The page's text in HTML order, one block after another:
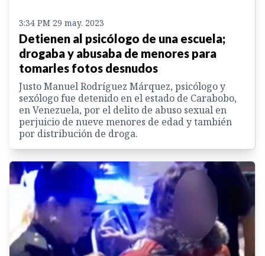
3:34 PM 29 may. 2023
Detienen al psicólogo de una escuela;
drogaba y abusaba de menores para
tomarles fotos desnudos
Justo Manuel Rodríguez Márquez, psicólogo y
sexólogo fue detenido en el estado de Carabobo,
en Venezuela, por el delito de abuso sexual en
perjuicio de nueve menores de edad y también
por distribución de droga.